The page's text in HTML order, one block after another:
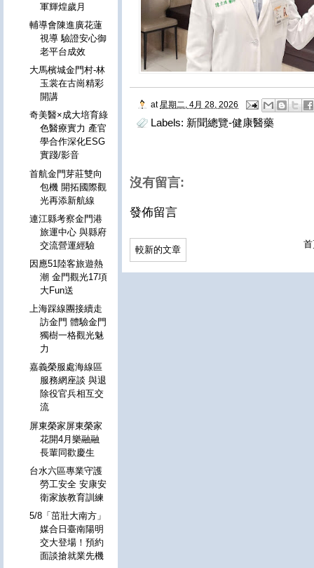
at 星期二, 4月 28, 2026
Labels: 新聞總覽-健康醫藥
沒有留言:
發佈留言
較新的文章
軍輝煌歲月
輔導會陳進廣花蓮
視導 驗證安心御
老平台成效
大馬檳城金門村-林
玉裳在古崗精彩
開講
奇美醫×成大培育綠
色醫療實力 產官
學合作深化ESG
實踐/影音
首航金門芽莊雙向
包機 開拓國際觀
光再添新航線
連江縣考察金門港
旅運中心 與縣府
交流營運經驗
因應51陸客旅遊熱
潮 金門觀光17項
大Fun送
上海踩線團接續走
訪金門 體驗金門
獨樹一格觀光魅
力
嘉義榮服處海線區
服務網座談 與退
除役官兵相互交
流
屏東榮家屏東榮家
花開4月樂融融
長輩同歡慶生
台水六區專業守護
勞工安全 安康安
衛家族教育訓練
5/8「茁壯大南方」
媒合日臺南陽明
交大登場！預約
面談搶就業先機